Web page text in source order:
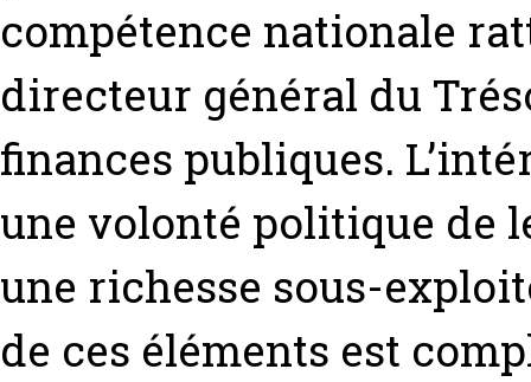
compétence nationale
directeur général du
finances publiques.
une volonté politique de
une richesse sous-
de ces éléments est